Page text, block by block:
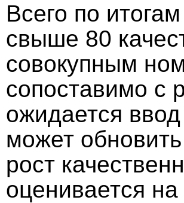
Всего по
свыше 80
совокупным
сопоставимо с
ожидается
может
рост
оценивается